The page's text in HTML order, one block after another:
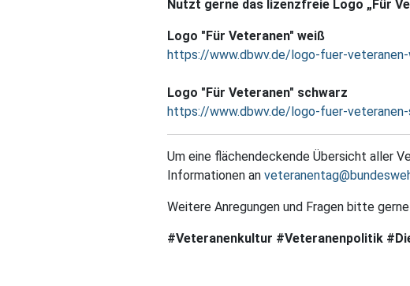
Nutzt gerne das lizenzfreie Logo „Für
Logo "Für Veteranen" weiß
https://www.dbwv.de/logo-fuer-veteranen-
Logo "Für Veteranen" schwarz
https://www.dbwv.de/logo-fuer-veteranen-
Um eine flächendeckende Übersicht aller
Informationen an
Weitere Anregungen und Fragen bitte
#Veteranenkultur #Veteranenpolitik